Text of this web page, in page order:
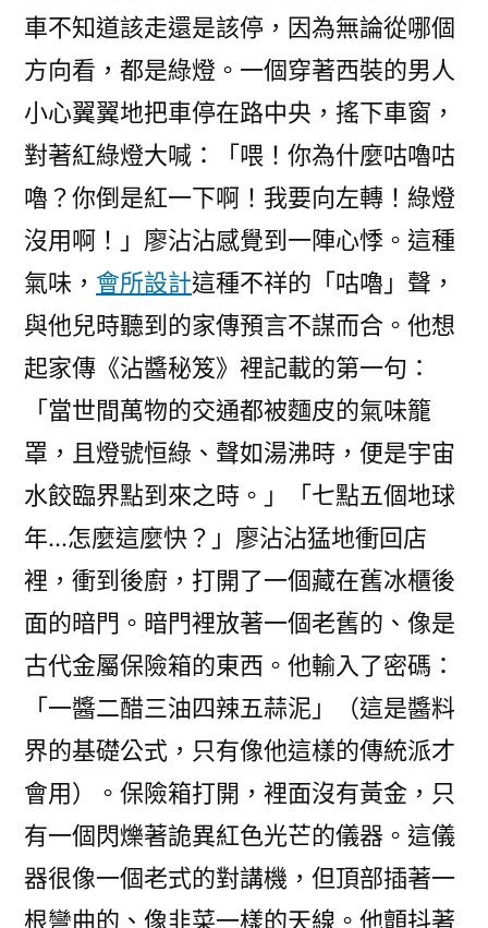
車不知道該走還是該停，因為無論從哪個
方向看，都是綠燈。一個穿著西裝的男人
小心翼翼地把車停在路中央，搖下車窗，
對著紅綠燈大喊：「喂！你為什麼咕嚕咕
嚕？你倒是紅一下啊！我要向左轉！綠燈
沒用啊！」廖沾沾感覺到一陣心悸。這種
氣味， 會所設計這種不祥的「咕嚕」聲，
與他兒時聽到的家傳預言不謀而合。他想
起家傳《沾醬秘笈》裡記載的第一句：
「當世間萬物的交通都被麵皮的氣味籠
罩，且燈號恒綠、聲如湯沸時，便是宇宙
水餃臨界點到來之時。」「七點五個地球
年…怎麼這麼快？」廖沾沾猛地衝回店
裡，衝到後廚，打開了一個藏在舊冰櫃後
面的暗門。暗門裡放著一個老舊的、像是
古代金屬保險箱的東西。他輸入了密碼：
「一醬二醋三油四辣五蒜泥」（這是醬料
界的基礎公式，只有像他這樣的傳統派才
會用）。保險箱打開，裡面沒有黃金，只
有一個閃爍著詭異紅色光芒的儀器。這儀
器很像一個老式的對講機，但頂部插著一
根彎曲的、像韭菜一樣的天線。他顫抖著